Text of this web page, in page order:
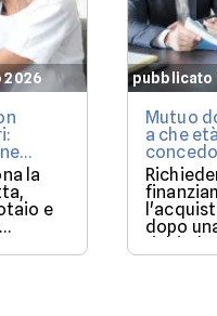
2026
la
e
pubblicato
Mutuo
a che
dopo
richiede
ecco i